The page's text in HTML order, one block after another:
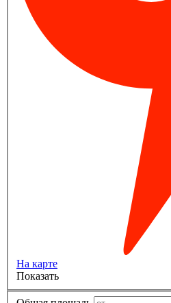
На карте
Показать